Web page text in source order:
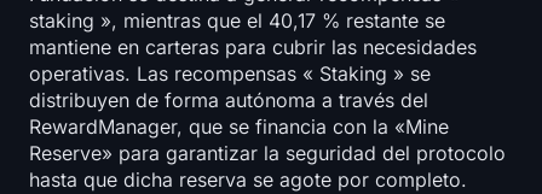
staking », mientras que el 40,17 % restante se
mantiene en carteras para cubrir las necesidades
operativas. Las recompensas « Staking » se
distribuyen de forma autónoma a través del
RewardManager, que se financia con la «Mine
Reserve» para garantizar la seguridad del protocolo
hasta que dicha reserva se agote por completo.